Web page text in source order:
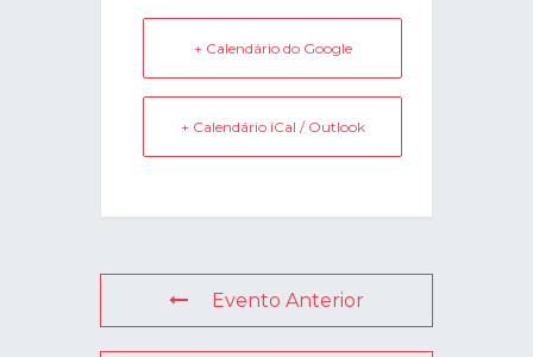
+ Calendário do Google
+ Calendário iCal / Outlook
Evento Anterior